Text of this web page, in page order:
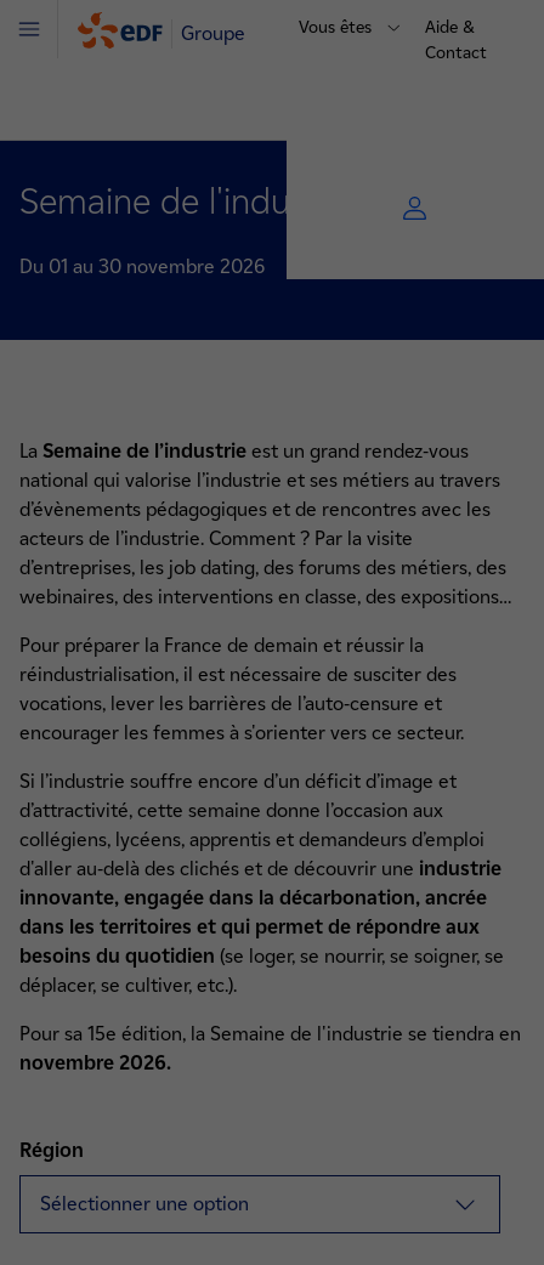
Groupe Vous êtes
Aide &
Contact
Menu
Semaine de l'industrie
Du 01 au 30 novembre 2026
La Semaine de l’industrie est un grand rendez-vous
national qui valorise l’industrie et ses métiers au travers
d’évènements pédagogiques et de rencontres avec les
acteurs de l’industrie. Comment ? Par la visite
d’entreprises, les job dating, des forums des métiers, des
webinaires, des interventions en classe, des expositions…
Pour préparer la France de demain et réussir la
réindustrialisation, il est nécessaire de susciter des
vocations, lever les barrières de l’auto-censure et
encourager les femmes à s'orienter vers ce secteur.
Si l’industrie souffre encore d’un déficit d’image et
d’attractivité, cette semaine donne l’occasion aux
collégiens, lycéens, apprentis et demandeurs d’emploi
d'aller au-delà des clichés et de découvrir une industrie
innovante, engagée dans la décarbonation, ancrée
dans les territoires et qui permet de répondre aux
besoins du quotidien (se loger, se nourrir, se soigner, se
déplacer, se cultiver, etc.).
Pour sa 15e édition, la Semaine de l'industrie se tiendra en
novembre 2026.
Région